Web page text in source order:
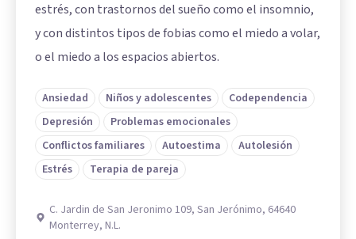
estrés, con trastornos del sueño como el insomnio,
y con distintos tipos de fobias como el miedo a volar,
o el miedo a los espacios abiertos.
Ansiedad Niños y adolescentes
Codependencia
Depresión
Problemas emocionales
Conflictos familiares
Autoestima
Autolesión
Estrés
Terapia de pareja
C. Jardin de San Jeronimo 109, San Jerónimo, 64640
Monterrey, N.L.